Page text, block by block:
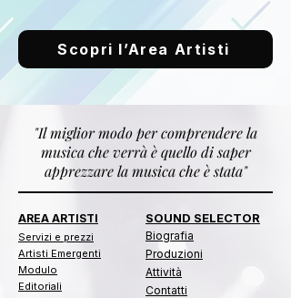
Scopri l’Area Artisti
"Il miglior modo per comprendere la
musica che verrà è quello di saper
apprezzare la musica che è stata"
AREA ARTISTI
​​Servizi e prezzi
Artisti Emergenti
Modulo
Editoriali
SOUND SELECTOR
Biografia
Produzioni
Attività
Contatti